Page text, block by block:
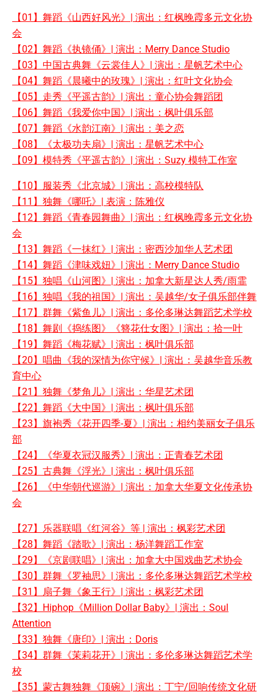
【01】舞蹈《山西好风光》| 演出：红枫晚霞多元文化协
会
【02】舞蹈《执镜俑》| 演出：Merry Dance Studio
【03】中国古典舞《云裳佳人》| 演出：星帆艺术中心
【04】舞蹈《晨曦中的玫瑰》| 演出：红叶文化协会
【05】走秀《平遥古韵》| 演出：童心协会舞蹈团
【06】舞蹈《我爱你中国》| 演出：枫叶俱乐部
【07】舞蹈《水韵江南》| 演出：美之恋
【08】《太极功夫扇》| 演出：星帆艺术中心
【09】模特秀《平遥古韵》| 演出：Suzy 模特工作室
【10】服装秀《北京城》| 演出：高校模特队
【11】独舞《哪吒》| 表演：陈雅仪
【12】舞蹈《青春园舞曲》| 演出：红枫晚霞多元文化协
会
【13】舞蹈《一抹红》| 演出：密西沙加华人艺术团
【14】舞蹈《津味戏妞》| 演出：Merry Dance Studio
【15】独唱《山河图》| 演出：加拿大新星达人秀/雨霏
【16】独唱《我的祖国》| 演出：吴越华/女子俱乐部伴舞
【17】群舞《紫鱼儿》| 演出：多伦多琳达舞蹈艺术学校
【18】舞剧《捣练图》《簪花仕女图》| 演出：拾一叶
【19】舞蹈《梅花赋》| 演出：枫叶俱乐部
【20】唱曲《我的深情为你守候》| 演出：吴越华音乐教
育中心
【21】独舞《梦角儿》| 演出：华星艺术团
【22】舞蹈《大中国》| 演出：枫叶俱乐部
【23】旗袍秀《花开四季-夏》| 演出：相约美丽女子俱乐
部
【24】《华夏衣冠汉服秀》| 演出：正青春艺术团
【25】古典舞《浮光》| 演出：枫叶俱乐部
【26】《中华朝代巡游》| 演出：加拿大华夏文化传承协
会
【27】乐器联唱《红河谷》等 | 演出：枫彩艺术团
【28】舞蹈《踏歌》| 演出：杨洋舞蹈工作室
【29】《京剧联唱》| 演出：加拿大中国戏曲艺术协会
【30】群舞《罗袖思》| 演出：多伦多琳达舞蹈艺术学校
【31】扇子舞《象王行》| 演出：枫彩艺术团
【32】Hiphop《Million Dollar Baby》| 演出：Soul
Attention
【33】独舞《唐印》| 演出：Doris
【34】群舞《茉莉花开》| 演出：多伦多琳达舞蹈艺术学
校
【35】蒙古舞独舞《顶碗》| 演出：丁宁/回响传统文化研